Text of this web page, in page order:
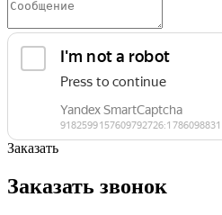
Заказать
Заказать звонок